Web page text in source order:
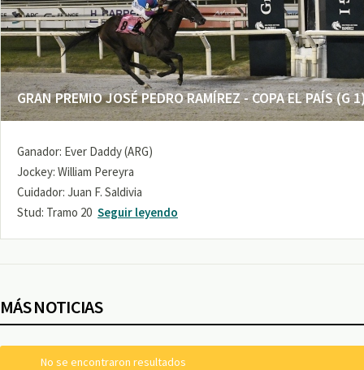
GRAN PREMIO JOSÉ PEDRO RAMÍREZ - COPA EL PAÍS (G
Ganador: Ever Daddy (ARG)
Jockey: William Pereyra
Cuidador: Juan F. Saldivia
Stud: Tramo 20 Seguir leyendo
MÁS NOTICIAS
No se encontraron resultados